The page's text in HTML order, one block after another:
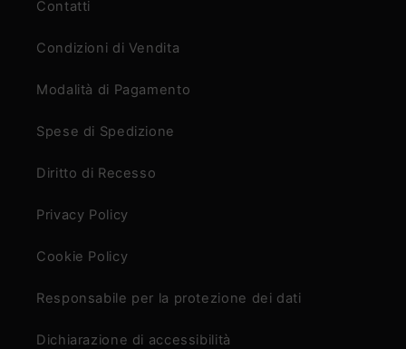
Contatti
Condizioni di Vendita
Modalità di Pagamento
Spese di Spedizione
Diritto di Recesso
Privacy Policy
Cookie Policy
Responsabile per la protezione dei dati
Dichiarazione di accessibilità